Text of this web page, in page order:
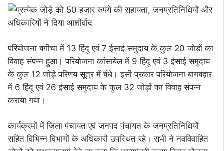
परियोजना बगीचा में 13 हिंदू एवं 7 ईसाई समुदाय के कुल 20 जोड़ों का
विवाह संपन्न हुआ। परियोजना कांसाबेल में 9 हिंदू एवं 3 ईसाई समुदाय
के कुल 12 जोड़े परिणय सूत्र में बंधे। इसी प्रकार परियोजना बागबहार
में 6 हिंदू एवं 26 ईसाई समुदाय के कुल 32 जोड़ों का विवाह संपन्न
कराया गया।
कार्यक्रमों में जिला पंचायत एवं जनपद पंचायत के जनप्रतिनिधियों
सहित विभिन्न विभागों के अधिकारी उपस्थित रहे। सभी ने नवविवाहित